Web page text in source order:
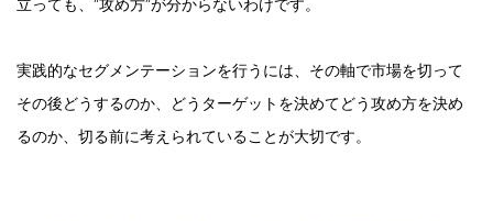
立っても、”攻め方”が分からないわけです。
実践的なセグメンテーションを行うには、その軸で市場を切って
その後どうするのか、どうターゲットを決めてどう攻め方を決め
るのか、切る前に考えられていることが大切です。